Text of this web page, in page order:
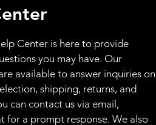
Center is here to provide
you may have. Our
available to answer inquiries on
shipping, returns, and
can contact us via email,
for a prompt response. We also